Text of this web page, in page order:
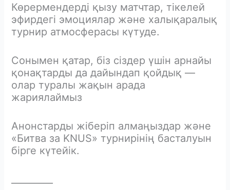
Көрермендерді қызу матчтар, тікелей
эфирдегі эмоциялар және халықаралық
турнир атмосферасы күтуде.
Сонымен қатар, біз сіздер үшін арнайы
қонақтарды да дайындап қойдық —
олар туралы жақын арада
жариялаймыз
Анонстарды жіберіп алмаңыздар және
«Битва за KNUS» турнирінің басталуын
бірге күтейік.